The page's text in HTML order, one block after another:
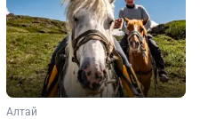
Алтай